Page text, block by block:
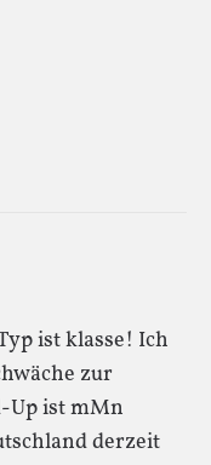
ist klasse! Ich
zur
Up ist mMn
derzeit